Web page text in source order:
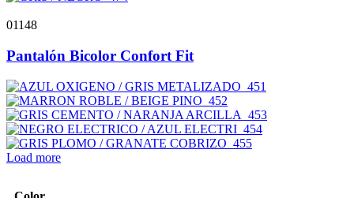
01148
Pantalón Bicolor Confort Fit
Load more